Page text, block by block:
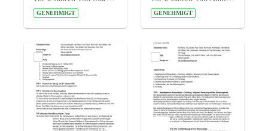
GENEHMIGT GENEHMIGT